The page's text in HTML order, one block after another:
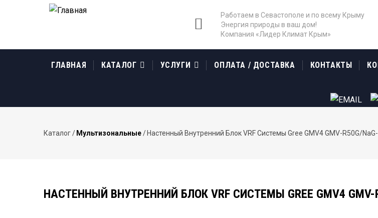
содержанию
Работаем в Севастополе и по всему Крыму
Энергия природы в ваш дом!
Компания «Лидер Климат Крым»
NAVIGATION
ГЛАВНАЯ КАТАЛОГ УСЛУГИ ОПЛАТА / ДОСТАВКА КОНТАКТЫ
Строка
Каталог/ Мультизональные/ Настенный Внутренний Блок VRF Системы Gree GMV4 GMV-R50G/
НАСТЕННЫЙ ВНУТРЕННИЙ БЛОК VRF СИСТЕМЫ GREE GMV4 GMV-